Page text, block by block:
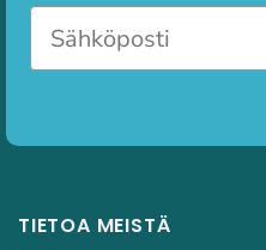
TIETOA MEISTÄ